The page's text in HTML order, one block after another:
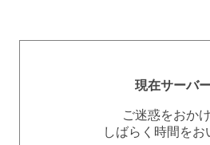
現在サーバ
ご迷惑をおか
しばらく時間を